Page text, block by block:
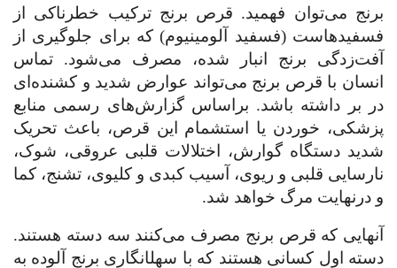
برنج می‌توان فهمید. قرص برنج ترکیب خطرناکی از
فسفیدهاست (فسفید آلومینیوم) که برای جلوگیری از
آفت‌زدگی برنج انبار شده، مصرف می‌شود. تماس
انسان با قرص برنج می‌تواند عوارض شدید و کشنده‌ای
در بر داشته باشد. براساس گزارش‌های رسمی منابع
پزشکی، خوردن یا استشمام این قرص، باعث تحریک
شدید دستگاه گوارش، اختلالات قلبی عروقی، شوک،
نارسایی قلبی و ریوی، آسیب کبدی و کلیوی، تشنج، کما
و درنهایت مرگ خواهد شد.
آنهایی که قرص برنج مصرف می‌کنند سه دسته هستند.
دسته اول کسانی هستند که با سهلانگاری برنج آلوده به